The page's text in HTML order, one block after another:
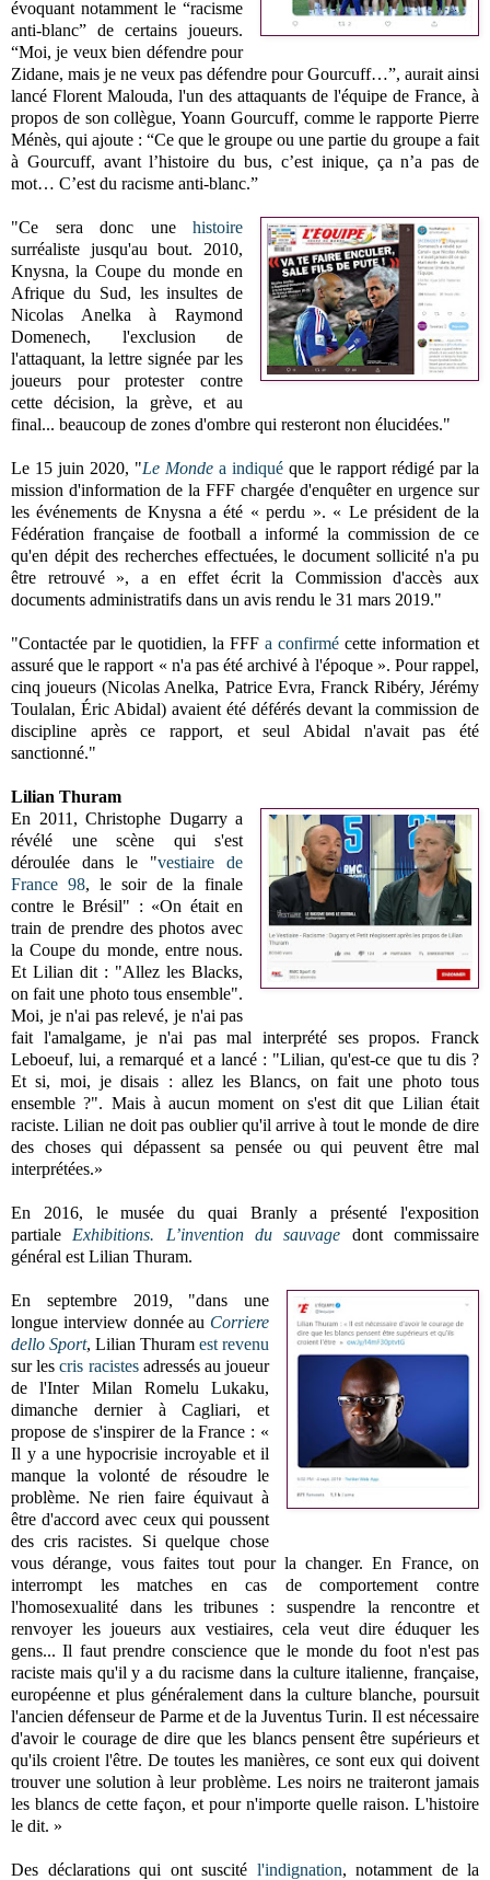
évoquant notamment le “racisme
anti-blanc” de certains joueurs.
“Moi, je veux bien défendre pour
Zidane, mais je ne veux pas défendre pour Gourcuff…”, aurait ainsi
lancé Florent Malouda, l'un des attaquants de l'équipe de France, à
propos de son collègue, Yoann Gourcuff, comme le rapporte Pierre
Ménès, qui ajoute : “Ce que le groupe ou une partie du groupe a fait
à Gourcuff, avant l’histoire du bus, c’est inique, ça n’a pas de
mot… C’est du racisme anti-blanc.”
"Ce sera donc unehistoire
surréaliste jusqu'au bout. 2010,
Knysna, la Coupe du monde en
Afrique du Sud, les insultes de
Nicolas Anelka à Raymond
Domenech, l'exclusion de
l'attaquant, la lettre signée par les
joueurs pour protester contre
cette décision, la grève, et au
final... beaucoup de zones d'ombre qui resteront non élucidées."
Le 15 juin 2020, "Le Monde a indiqué que le rapport rédigé par la
mission d'information de la FFF chargée d'enquêter en urgence sur
les événements de Knysna a été « perdu ». « Le président de la
Fédération française de football a informé la commission de ce
qu'en dépit des recherches effectuées, le document sollicité n'a pu
être retrouvé », a en effet écrit la Commission d'accès aux
documents administratifs dans un avis rendu le 31 mars 2019."
"Contactée par le quotidien, la FFF a confirmé cette information et
assuré que le rapport « n'a pas été archivé à l'époque ». Pour rappel,
cinq joueurs (Nicolas Anelka, Patrice Evra, Franck Ribéry, Jérémy
Toulalan, Éric Abidal) avaient été déférés devant la commission de
discipline après ce rapport, et seul Abidal n'avait pas été
sanctionné."
Lilian Thuram
En 2011, Christophe Dugarry a
révélé une scène qui s'est
déroulée dans le "vestiaire de
France 98, le soir de la finale
contre le Brésil" : «On était en
train de prendre des photos avec
la Coupe du monde, entre nous.
Et Lilian dit : "Allez les Blacks,
on fait une photo tous ensemble".
Moi, je n'ai pas relevé, je n'ai pas
fait l'amalgame, je n'ai pas mal interprété ses propos. Franck
Leboeuf, lui, a remarqué et a lancé : "Lilian, qu'est-ce que tu dis ?
Et si, moi, je disais : allez les Blancs, on fait une photo tous
ensemble ?". Mais à aucun moment on s'est dit que Lilian était
raciste. Lilian ne doit pas oublier qu'il arrive à tout le monde de dire
des choses qui dépassent sa pensée ou qui peuvent être mal
interprétées.»
En 2016, le musée du quai Branly a présenté l'exposition
partiale Exhibitions. L’invention du sauvage dont commissaire
général est Lilian Thuram.
En septembre 2019, "dans une
longue interview donnée au Corriere
dello Sport, Lilian Thuramest revenu
sur lescris racistesadressés au joueur
de l'Inter Milan Romelu Lukaku,
dimanche dernier à Cagliari, et
propose de s'inspirer de la France : «
Il y a une hypocrisie incroyable et il
manque la volonté de résoudre le
problème. Ne rien faire équivaut à
être d'accord avec ceux qui poussent
des cris racistes. Si quelque chose
vous dérange, vous faites tout pour la changer. En France, on
interrompt les matches en cas de comportement contre
l'homosexualité dans les tribunes : suspendre la rencontre et
renvoyer les joueurs aux vestiaires, cela veut dire éduquer les
gens... Il faut prendre conscience que le monde du foot n'est pas
raciste mais qu'il y a du racisme dans la culture italienne, française,
européenne et plus généralement dans la culture blanche, poursuit
l'ancien défenseur de Parme et de la Juventus Turin. Il est nécessaire
d'avoir le courage de dire que les blancs pensent être supérieurs et
qu'ils croient l'être. De toutes les manières, ce sont eux qui doivent
trouver une solution à leur problème. Les noirs ne traiteront jamais
les blancs de cette façon, et pour n'importe quelle raison. L'histoire
le dit. »
Des déclarations qui ont suscité l'indignation, notamment de la